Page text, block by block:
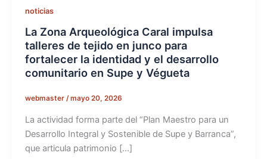
noticias
La Zona Arqueológica Caral impulsa
talleres de tejido en junco para
fortalecer la identidad y el desarrollo
comunitario en Supe y Végueta
webmaster /mayo 20, 2026
La actividad forma parte del “Plan Maestro para un
Desarrollo Integral y Sostenible de Supe y Barranca”,
que articula patrimonio […]